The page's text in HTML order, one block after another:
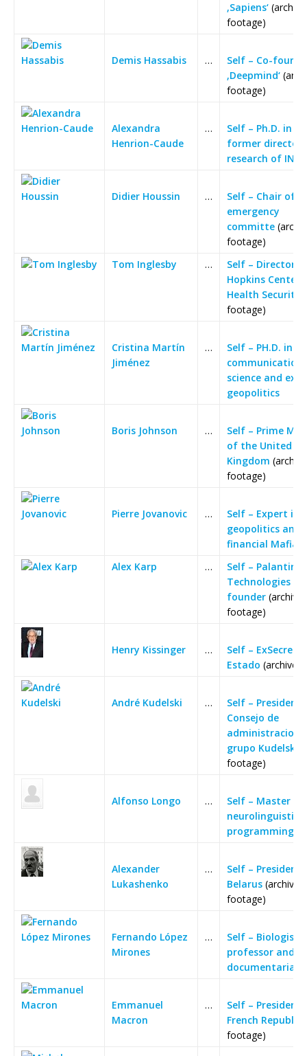
‚Sapiens‘ (archive
footage)
Demis Hassabis …
Self – Co-
‚Deepmind‘
footage)
Alexandra
Henrion-Caude
…
Self – Ph.D. in
former director
research of
Didier Houssin …
Self – Chair of
emergency
committe
footage)
Tom Inglesby
…
Self – Director,
Hopkins Center
Health Security
footage)
Cristina Martín
Jiménez
…
Self – PH.D. in
communication
science and
geopolitics
Boris Johnson …
Self – Prime
of the United
Kingdom (archive
footage)
Pierre Jovanovic …
Self – Expert in
geopolitics and
financial Mafias
Alex Karp
…
Self – Palantir
Technologies
founder (archive
footage)
Henry Kissinger …
Self –
Estado (archive
André Kudelski …
Self –
Consejo de
administracion
grupo Kudelski
footage)
Alfonso Longo …
Self – Master
neurolinguistic
programming
Alexander
Lukashenko
…
Self – President
Belarus (archive
footage)
Fernando López
Mirones
…
Self – Biologist,
professor and
documentarian
Emmanuel
Macron
…
Self – President
French Republic
footage)